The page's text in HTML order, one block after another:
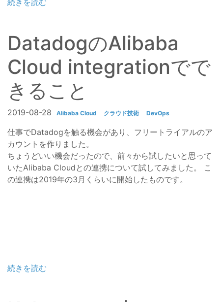
続きを読む
DatadogのAlibaba
Cloud integrationでで
きること
2019-08-28 Alibaba Cloud クラウド技術 DevOps
仕事でDatadogを触る機会があり、フリートライアルのア
カウントを作りました。
ちょうどいい機会だったので、前々から試したいと思って
いたAlibaba Cloudとの連携について試してみました。 こ
の連携は2019年の3月くらいに開始したものです。
続きを読む